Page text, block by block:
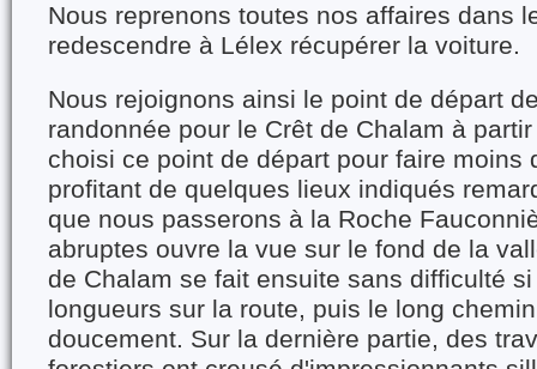
Nous reprenons toutes nos affaires dans
redescendre à Lélex récupérer la voiture.
Nous rejoignons ainsi le point de départ
randonnée pour le Crêt de Chalam à
choisi ce point de départ pour faire moins
profitant de quelques lieux indiqués
que nous passerons à la Roche
abruptes ouvre la vue sur le fond de la
de Chalam se fait ensuite sans difficulté
longueurs sur la route, puis le long
doucement. Sur la dernière partie, des